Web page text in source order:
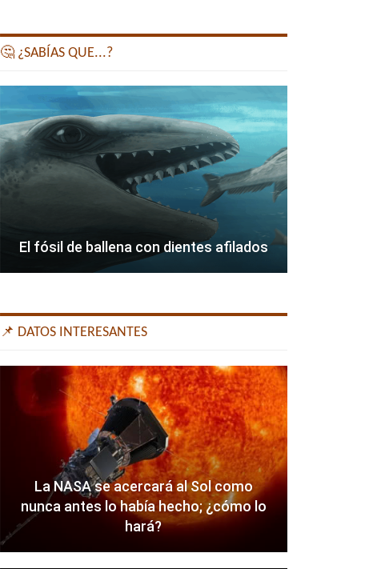
🤔 ¿SABÍAS QUE...?
El fósil de ballena con dientes afilados
📌 DATOS INTERESANTES
La NASA se acercará al Sol como
nunca antes lo había hecho; ¿cómo lo
hará?